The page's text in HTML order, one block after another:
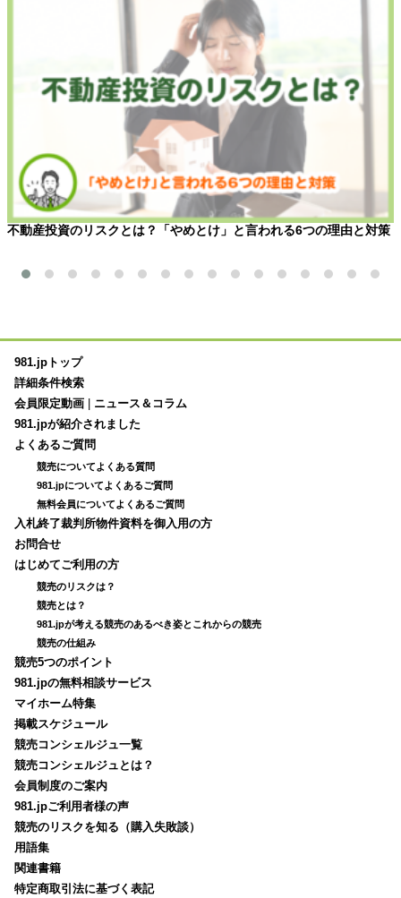
不動産投資のリスクとは？「やめとけ」と言われる6つの理由と対策
981.jpトップ
詳細条件検索
会員限定動画
ニュース＆コラム
981.jpが紹介されました
よくあるご質問
競売についてよくある質問
981.jpについてよくあるご質問
無料会員についてよくあるご質問
入札終了裁判所物件資料を御入用の方
お問合せ
はじめてご利用の方
競売のリスクは？
競売とは？
981.jpが考える競売のあるべき姿とこれからの競売
競売の仕組み
競売5つのポイント
981.jpの無料相談サービス
マイホーム特集
掲載スケジュール
競売コンシェルジュ一覧
競売コンシェルジュとは？
会員制度のご案内
981.jpご利用者様の声
競売のリスクを知る（購入失敗談）
用語集
関連書籍
特定商取引法に基づく表記